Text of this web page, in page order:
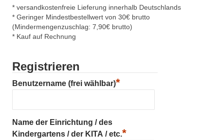
* versandkostenfreie Lieferung innerhalb Deutschlands
* Geringer Mindestbestellwert von 30€ brutto
(Mindermengenzuschlag: 7,90€ brutto)
* Kauf auf Rechnung
Registrieren
Benutzername (frei wählbar)*
Name der Einrichtung / des
Kindergartens / der KITA / etc.*